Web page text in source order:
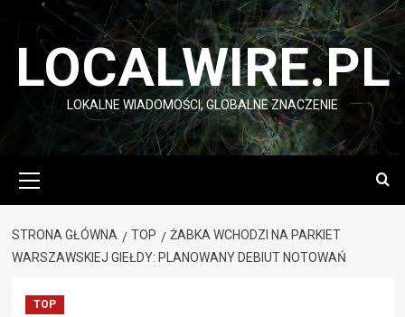
Przejdź
LOCALWIRE.PL
LOKALNE WIADOMOŚCI, GLOBALNE ZNACZENIE
główne
STRONA GŁÓWNA TOP
ŻABKA WCHODZI NA PARKIET
WARSZAWSKIEJ GIEŁDY: PLANOWANY DEBIUT NOTOWAŃ
TOP